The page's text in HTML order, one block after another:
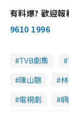
有料爆? 歡迎
9610 1996
TVB劇集
陳山聰
電視劇